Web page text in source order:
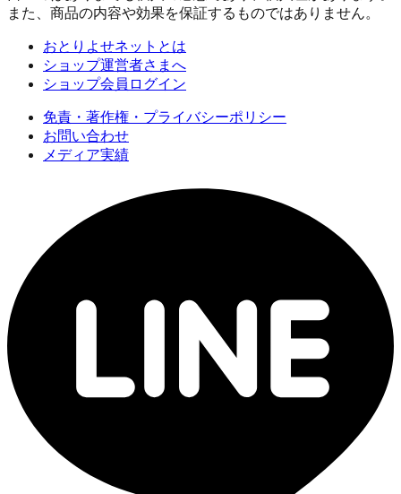
また、商品の内容や効果を保証するものではありません。
おとりよせネットとは
ショップ運営者さまへ
ショップ会員ログイン
免責・著作権・プライバシーポリシー
お問い合わせ
メディア実績